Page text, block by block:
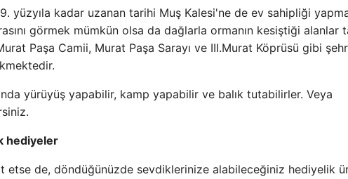
yüzyıla kadar uzanan tarihi Muş Kalesi'ne de ev sahipliği
görmek mümkün olsa da dağlarla ormanın kesiştiği alanlar
Paşa Camii, Murat Paşa Sarayı ve III.Murat Köprüsü gibi
yürüyüş yapabilir, kamp yapabilir ve balık tutabilirler. Veya
hediyeler
etse de, döndüğünüzde sevdiklerinize alabileceğiniz hediyelik